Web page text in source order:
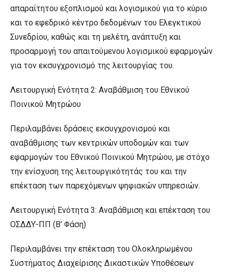
απαραίτητου εξοπλισμού και λογισμικού για το κύριο
και το εφεδρικό κέντρο δεδομένων του Ελεγκτικού
Συνεδρίου, καθώς και τη μελέτη, ανάπτυξη και
προσαρμογή του απαιτούμενου λογισμικού εφαρμογών
για τον εκσυγχρονισμό της λειτουργίας του.
Λειτουργική Ενότητα 2: Αναβάθμιση του Εθνικού
Ποινικού Μητρώου
Περιλαμβάνει δράσεις εκσυγχρονισμού και
αναβάθμισης των κεντρικών υποδομών και των
εφαρμογών του Εθνικού Ποινικού Μητρώου, με στόχο
την ενίσχυση της λειτουργικότητάς του και την
επέκταση των παρεχόμενων ψηφιακών υπηρεσιών.
Λειτουργική Ενότητα 3: Αναβάθμιση και επέκταση του
ΟΣΔΔΥ-ΠΠ (Β’ Φάση)
Περιλαμβάνει την επέκταση του Ολοκληρωμένου
Συστήματος Διαχείρισης Δικαστικών Υποθέσεων